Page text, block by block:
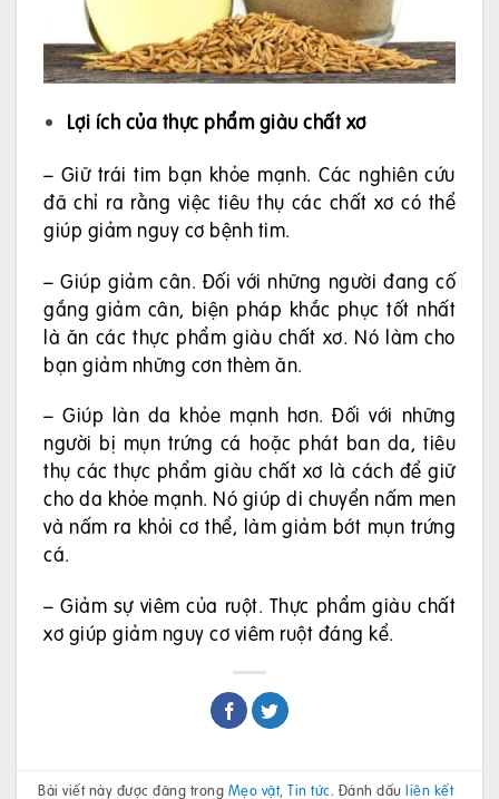
Lợi ích của thực phẩm giàu chất xơ
– Giữ trái tim bạn khỏe mạnh. Các nghiên cứu
đã chỉ ra rằng việc tiêu thụ các chất xơ có thể
giúp giảm nguy cơ bệnh tim.
– Giúp giảm cân. Đối với những người đang cố
gắng giảm cân, biện pháp khắc phục tốt nhất
là ăn các thực phẩm giàu chất xơ. Nó làm cho
bạn giảm những cơn thèm ăn.
– Giúp làn da khỏe mạnh hơn. Đối với những
người bị mụn trứng cá hoặc phát ban da, tiêu
thụ các thực phẩm giàu chất xơ là cách để giữ
cho da khỏe mạnh. Nó giúp di chuyển nấm men
và nấm ra khỏi cơ thể, làm giảm bớt mụn trứng
cá.
– Giảm sự viêm của ruột. Thực phẩm giàu chất
xơ giúp giảm nguy cơ viêm ruột đáng kể.
Bài viết này được đăng trong Mẹo vặt,Tin tức. Đánh dấuliên kết